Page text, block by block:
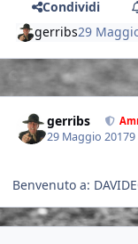
Condividi
gerribs29
gerribs
29 Maggio 2017
Benvenuto a: